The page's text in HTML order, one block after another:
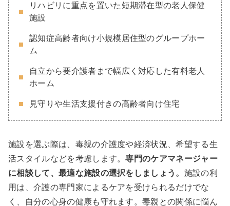
リハビリに重点を置いた短期滞在型の老人保健
施設
認知症高齢者向け小規模居住型のグループホー
ム
自立から要介護者まで幅広く対応した有料老人
ホーム
見守りや生活支援付きの高齢者向け住宅
施設を選ぶ際は、毒親の介護度や経済状況、希望する生
活スタイルなどを考慮します。専門のケアマネージャー
に相談して、最適な施設の選択をしましょう。 施設の利
用は、介護の専門家によるケアを受けられるだけでな
く、自分の心身の健康も守れます。毒親との関係に悩ん